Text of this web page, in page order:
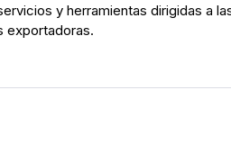
y herramientas dirigidas a
exportadoras.